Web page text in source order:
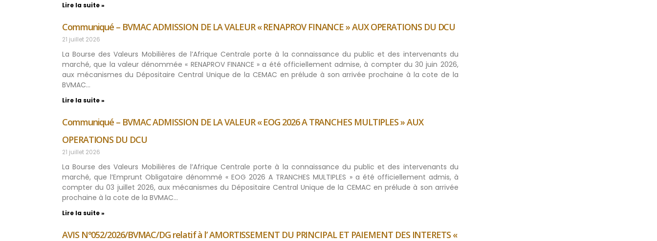
Lire la suite »
Communiqué – BVMAC ADMISSION DE LA VALEUR « RENAPROV FINANCE » AUX OPERATIONS DU DCU
21 juillet 2026
La Bourse des Valeurs Mobilières de l’Afrique Centrale porte à la connaissance du public et des intervenants du
marché, que la valeur dénommée « RENAPROV FINANCE » a été officiellement admise, à compter du 30 juin 2026,
aux mécanismes du Dépositaire Central Unique de la CEMAC en prélude à son arrivée prochaine à la cote de la
BVMAC…
Lire la suite »
Communiqué – BVMAC ADMISSION DE LA VALEUR « EOG 2026 A TRANCHES MULTIPLES » AUX
OPERATIONS DU DCU
21 juillet 2026
La Bourse des Valeurs Mobilières de l’Afrique Centrale porte à la connaissance du public et des intervenants du
marché, que l’Emprunt Obligataire dénommé « EOG 2026 A TRANCHES MULTIPLES » a été officiellement admis, à
compter du 03 juillet 2026, aux mécanismes du Dépositaire Central Unique de la CEMAC en prélude à son arrivée
prochaine à la cote de la BVMAC…
Lire la suite »
AVIS N°052/2026/BVMAC/DG relatif à l’ AMORTISSEMENT DU PRINCIPAL ET PAIEMENT DES INTERETS «